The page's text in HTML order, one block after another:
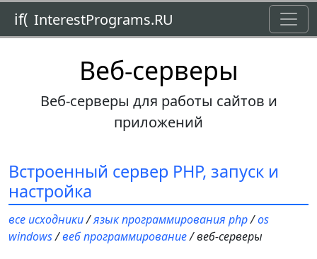
if( InterestPrograms.RU
Веб-серверы
Веб-серверы для работы сайтов и
приложений
Встроенный сервер PHP, запуск и
настройка
все исходники/язык программирования php/os
windows/веб программирование/ веб-серверы